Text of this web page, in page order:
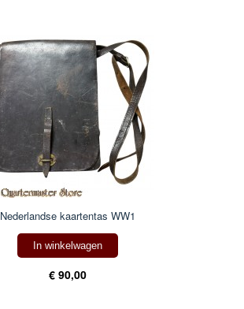
Nederlandse kaartentas WW1
In winkelwagen
€ 90,00